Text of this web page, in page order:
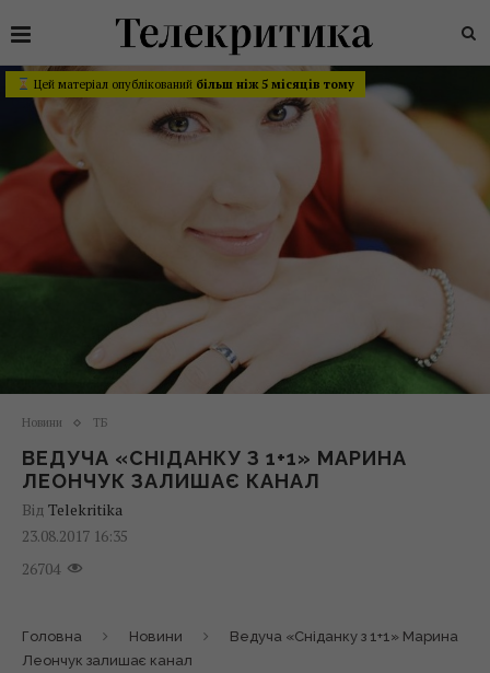
Цей матеріал опублікований більш ніж 5 місяців тому
Новини ТБ
ВЕДУЧА «СНІДАНКУ З 1+1» МАРИНА
ЛЕОНЧУК ЗАЛИШАЄ КАНАЛ
Від Telekritika
23.08.2017 16:35
26704
Головна Новини
Ведуча «Сніданку з 1+1» Марина
Леончук залишає канал